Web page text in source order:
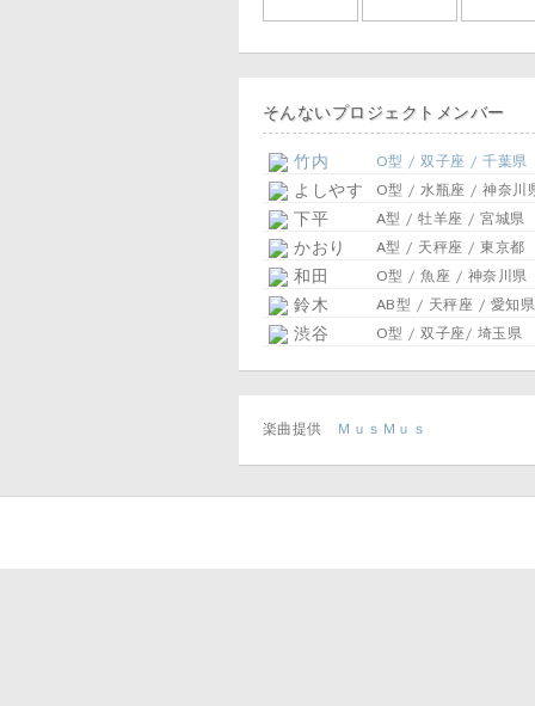
そんないプロジェクトメンバー
竹内 O型 / 双子座 / 千葉県
よしやす O型 / 水瓶座 / 神奈川
下平 A型 / 牡羊座 / 宮城県
かおり A型 / 天秤座 / 東京都
和田 O型 / 魚座 / 神奈川県
鈴木 AB型 / 天秤座 / 愛知県
渋谷 O型 / 双子座/ 埼玉県
楽曲提供 ＭｕｓＭｕｓ